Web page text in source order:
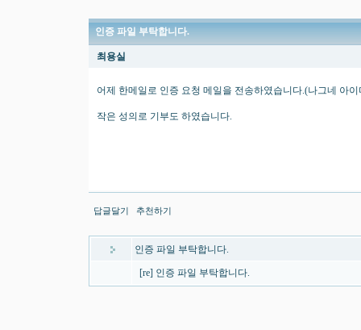
인증 파일 부탁합니다.
최용실
어제 한메일로 인증 요청 메일을 전송하였습니다.(나그네 아이
작은 성의로 기부도 하였습니다.
답글달기 추천하기
인증 파일 부탁합니다.
[re] 인증 파일 부탁합니다.